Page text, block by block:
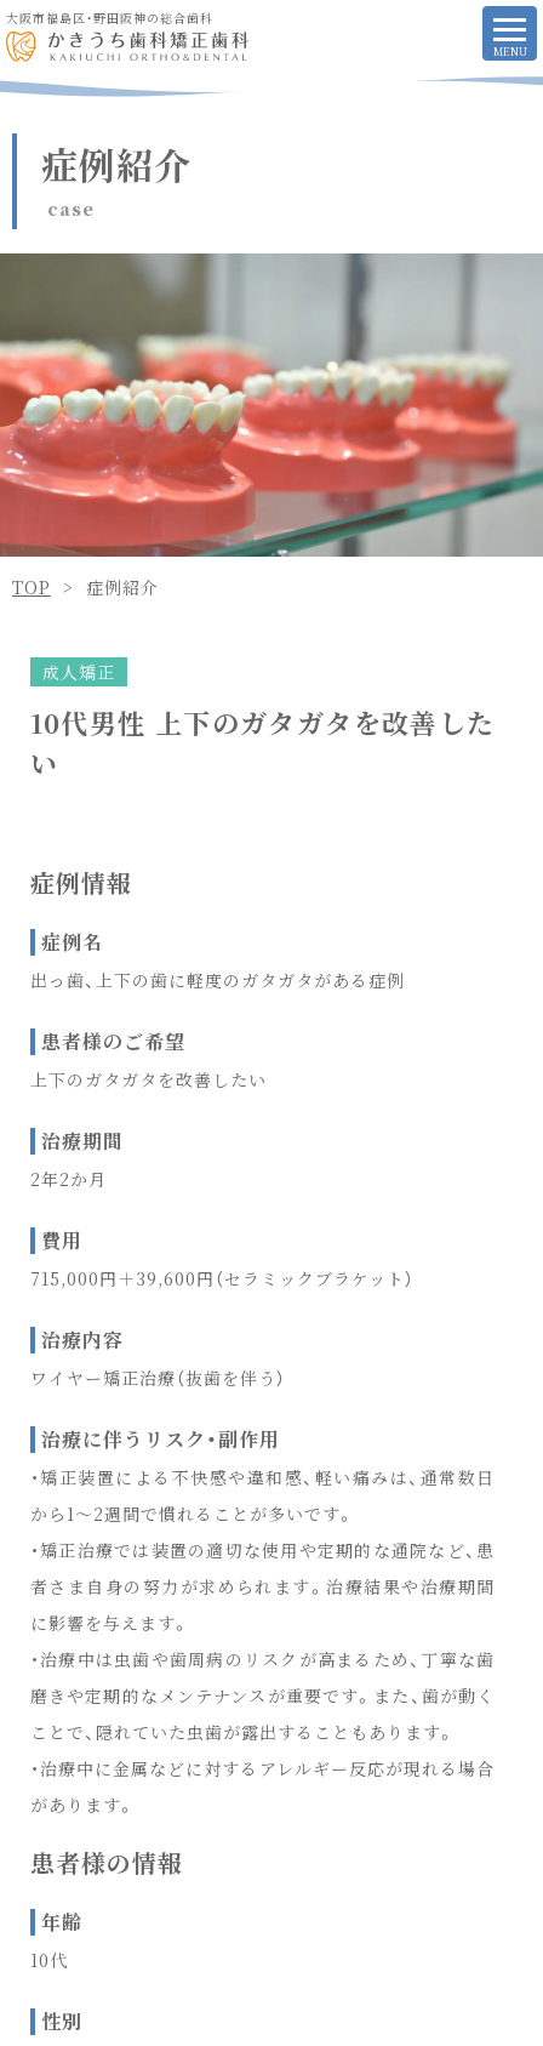
大阪市福島区・野田阪神の総合歯科
症例紹介
case
TOP 症例紹介
成人矯正
10代男性 上下のガタガタを改善した
い
症例情報
症例名
出っ歯、上下の歯に軽度のガタガタがある症例
患者様のご希望
上下のガタガタを改善したい
治療期間
2年2か月
費用
715,000円＋39,600円（セラミックブラケット）
治療内容
ワイヤー矯正治療（抜歯を伴う）
治療に伴うリスク・副作用
・矯正装置による不快感や違和感、軽い痛みは、通常数日
から1〜2週間で慣れることが多いです。
・矯正治療では装置の適切な使用や定期的な通院など、患
者さま自身の努力が求められます。治療結果や治療期間
に影響を与えます。
・治療中は虫歯や歯周病のリスクが高まるため、丁寧な歯
磨きや定期的なメンテナンスが重要です。また、歯が動く
ことで、隠れていた虫歯が露出することもあります。
・治療中に金属などに対するアレルギー反応が現れる場合
があります。
患者様の情報
年齢
10代
性別